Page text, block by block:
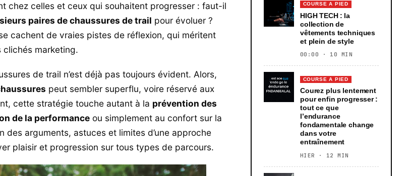
chez celles et ceux qui souhaitent progresser : faut-il
paires de chaussures de trail pour évoluer ?
cachent de vraies pistes de réflexion, qui méritent
clichés marketing.
de trail n’est déjà pas toujours évident. Alors,
peut sembler superflu, voire réservé aux
cette stratégie touche autant à la prévention des
de la performance ou simplement au confort sur la
des arguments, astuces et limites d’une approche
plaisir et progression sur tous types de parcours.
COURSE A PIED
HIGH TECH : la
collection de
vêtements techniques
et plein de style
00:00 · 10 MIN
COURSE A PIED
Courez plus lentement
pour enfin progresser :
tout ce que
l’endurance
fondamentale change
dans votre
entraînement
HIER · 12 MIN